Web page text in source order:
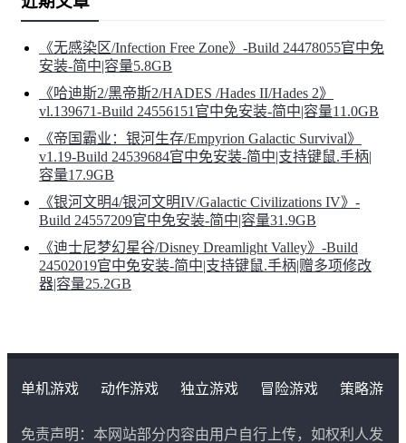
《无感染区/Infection Free Zone》-Build 24478055官中免
安装-简中|容量5.8GB
《哈迪斯2/黑帝斯2/HADES /Hades II/Hades 2》
vl.139671-Build 24556151官中免安装-简中|容量11.0GB
《帝国霸业：银河生存/Empyrion Galactic Survival》
v1.19-Build 24539684官中免安装-简中|支持键鼠.手柄|
容量17.9GB
《银河文明4/银河文明IV/Galactic Civilizations IV》-
Build 24557209官中免安装-简中|容量31.9GB
《迪士尼梦幻星谷/Disney Dreamlight Valley》-Build
24502019官中免安装-简中|支持键鼠.手柄|赠多项修改
器|容量25.2GB
单机游戏 动作游戏 独立游戏 冒险游戏
策略游
免责声明：本网站部分内容由用户自行上传，如权利人发